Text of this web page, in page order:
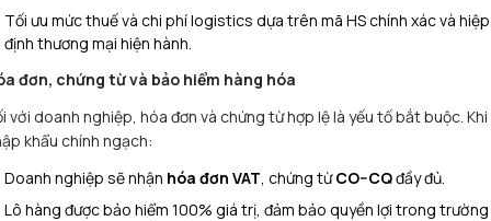
Tối ưu mức thuế và chi phí logistics dựa trên mã HS chính xác và hiệp
định thương mại hiện hành.
đơn, chứng từ và bảo hiểm hàng hóa
với doanh nghiệp, hóa đơn và chứng từ hợp lệ là yếu tố bắt buộc. Khi
khẩu chính ngạch:
Doanh nghiệp sẽ nhận hóa đơn VAT, chứng từCO–CQđầy đủ.
Lô hàng được bảo hiểm 100% giá trị, đảm bảo quyền lợi trong trường